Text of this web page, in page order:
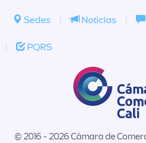
Sedes | Noticias |
| PQRS
© 2016 - 2026 Cámara de